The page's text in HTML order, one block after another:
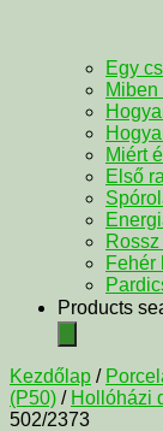
Egy
Miért
Első
Fehér
Products
Kezdőlap /
(P50) / Hollóházi
502/2373